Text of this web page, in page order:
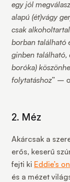
egy jól
alapú (ét)vágy
csak
borban található
ginben található,
boróka)
folytatáshoz” –
2. Méz
Akárcsak a
erős, keserű
fejti ki Eddie’s
és a mézet